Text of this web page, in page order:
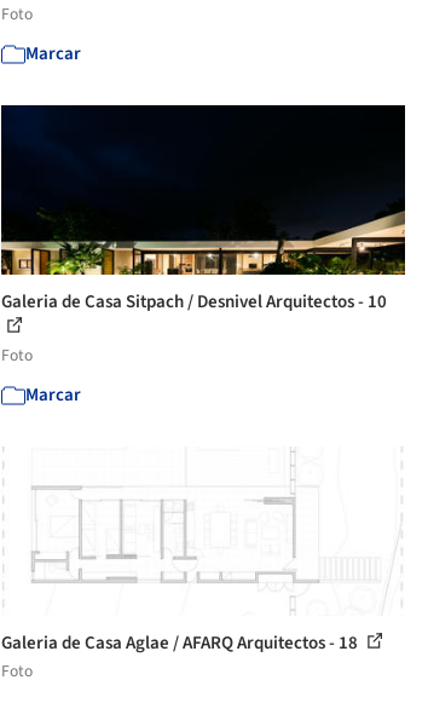
Foto
Marcar
Galeria de Casa Sitpach / Desnivel Arquitectos - 10
Foto
Marcar
Galeria de Casa Aglae / AFARQ Arquitectos - 18
Foto